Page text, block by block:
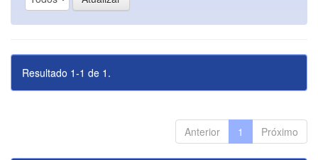
Resultado 1-1 de 1.
Anterior 1 Próximo